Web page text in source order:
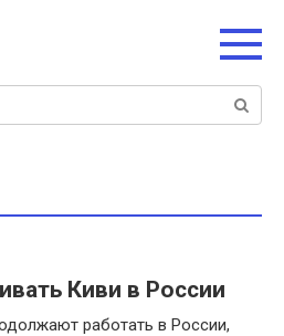
Киви в России
работать в России,